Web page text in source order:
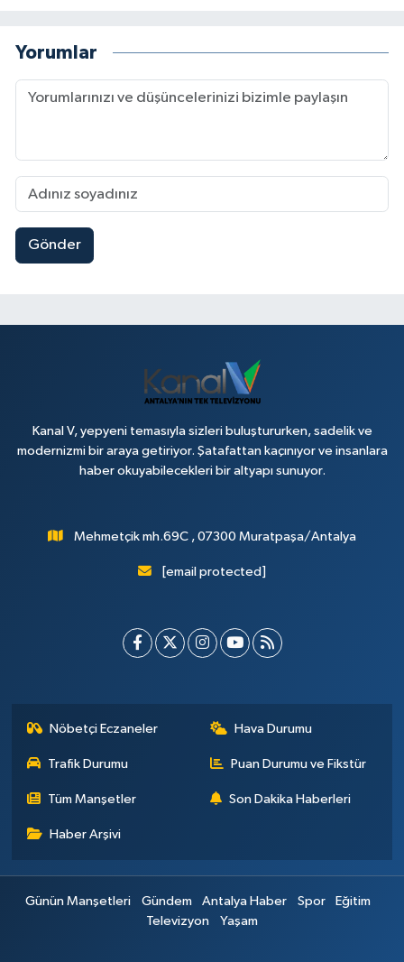
Yorumlar
Gönder
Kanal V, yepyeni temasıyla sizleri buluştururken, sadelik ve
modernizmi bir araya getiriyor. Şatafattan kaçınıyor ve insanlara
haber okuyabilecekleri bir altyapı sunuyor.
Mehmetçik mh.69C , 07300 Muratpaşa/Antalya
[email protected]
Nöbetçi Eczaneler Hava Durumu
Trafik Durumu Puan Durumu ve Fikstür
Tüm Manşetler Son Dakika Haberleri
Haber Arşivi
Günün Manşetleri Gündem Antalya Haber Spor
Eğitim
Televizyon
Yaşam